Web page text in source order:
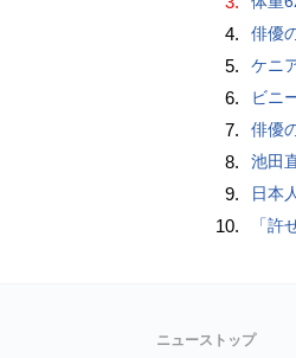
4. 俳優
5. ケニ
6. ビニールハウ
7. 俳優
8. 池田
9. 日本
10. 「許
ニューストップ